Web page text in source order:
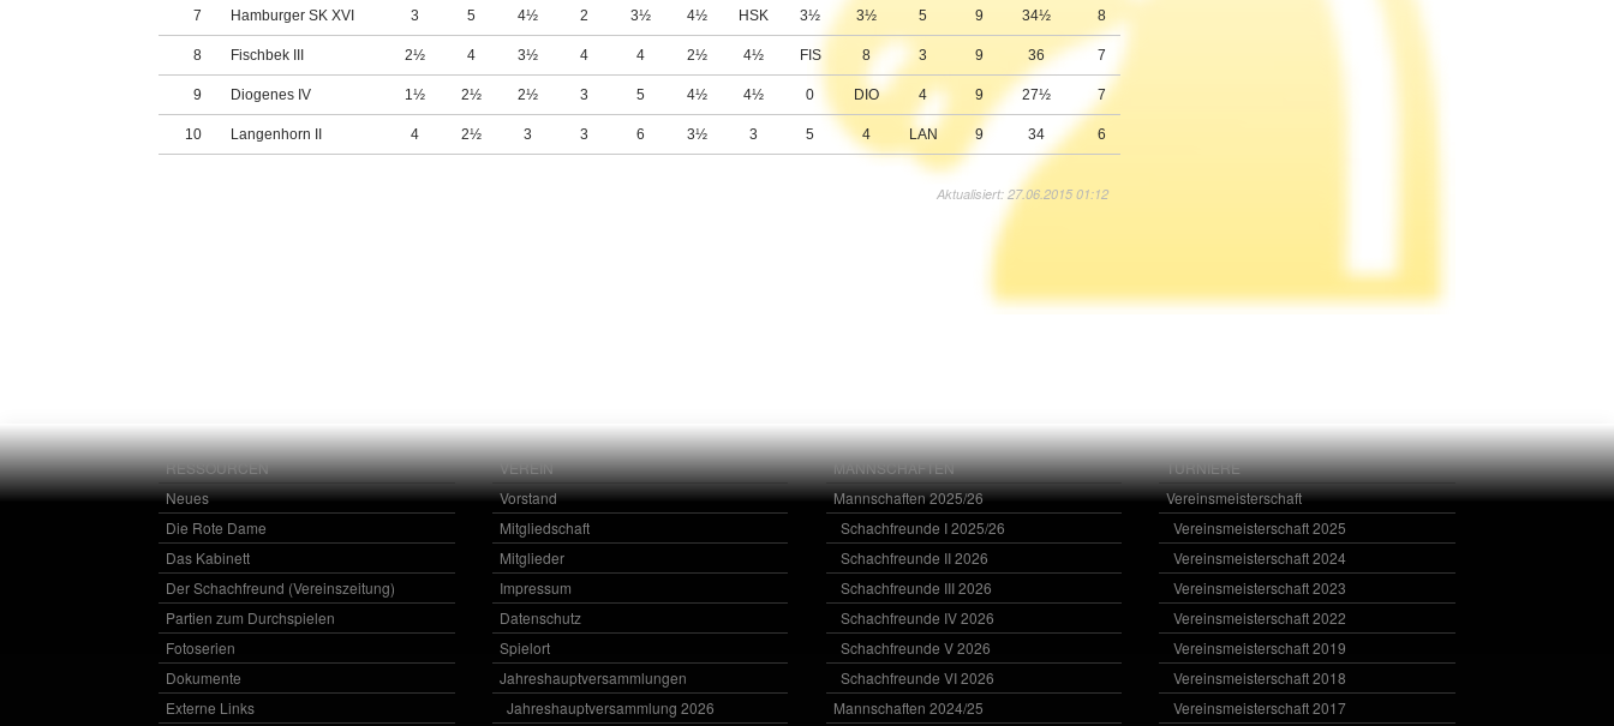
7 Hamburger SK XVI 3 5 4½ 2 3½ 4½ HSK 3½ 3½ 5 9 34½ 8
8 Fischbek III 2½ 4 3½ 4 4 2½ 4½ FIS 8 3 9 36 7
9 Diogenes IV 1½ 2½ 2½ 3 5 4½ 4½ 0 DIO 4 9 27½ 7
10 Langenhorn II 4 2½ 3 3 6 3½ 3 5 4 LAN 9 34 6
Aktualisiert: 27.06.2015 01:12
RESSOURCEN
Neues
Die Rote Dame
Das Kabinett
Der Schachfreund (Vereinszeitung)
Partien zum Durchspielen
Fotoserien
Dokumente
Externe Links
VEREIN
Vorstand
Mitgliedschaft
Mitglieder
Impressum
Datenschutz
Spielort
Jahreshauptversammlungen
Jahreshauptversammlung 2026
MANNSCHAFTEN
Mannschaften 2025/26
Schachfreunde I 2025/26
Schachfreunde II 2026
Schachfreunde III 2026
Schachfreunde IV 2026
Schachfreunde V 2026
Schachfreunde VI 2026
Mannschaften 2024/25
TURNIERE
Vereinsmeisterschaft
Vereinsmeisterschaft 2025
Vereinsmeisterschaft 2024
Vereinsmeisterschaft 2023
Vereinsmeisterschaft 2022
Vereinsmeisterschaft 2019
Vereinsmeisterschaft 2018
Vereinsmeisterschaft 2017